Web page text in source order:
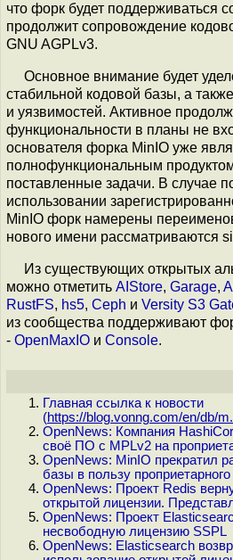
что форк будет поддерживаться
продолжит сопровождение
GNU AGPLv3.
Основное внимание будет
стабильной кодовой базы, а
и уязвимостей. Активное
функциональности в планы не
основателя форка MinIO уже
полнофункциональным
поставленные задачи. В случае
использовании
MinIO форк намерены
нового имени рассматриваются
Из существующих открытых
можно отметить AIStore, Garage,
RustFS, hs5, Ceph и Versity S3
из сообщества поддерживают
- OpenMaxIO и Console.
Главная ссылка к новости
(https://blog.vonng.com/en/db/
OpenNews: Компания
своё ПО с MPLv2 на
OpenNews: MinIO прекратил
базы в пользу
OpenNews: Проект Redis
открытой лицензии.
OpenNews: Проект
несвободную лицензию SSPL
OpenNews: Elasticsearch